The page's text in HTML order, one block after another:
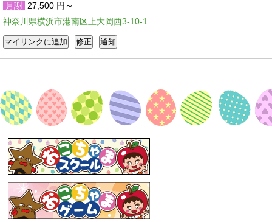
月謝 27,500 円～
神奈川県横浜市港南区上大岡西3-10-1